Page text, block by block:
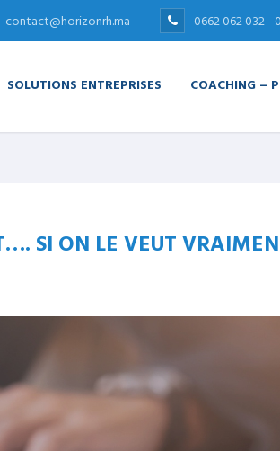
contact@horizonrh.ma 0662 062 032 -
SOLUTIONS ENTREPRISES COACHING –
SI ON LE VEUT